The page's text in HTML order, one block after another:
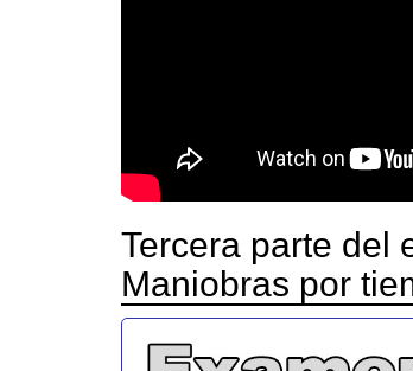
Tercera parte del
Maniobras por